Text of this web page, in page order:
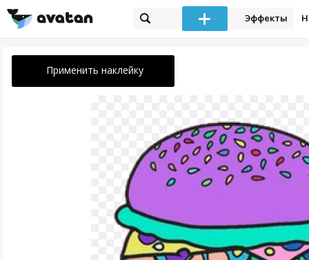
Эффекты
Применить наклейку